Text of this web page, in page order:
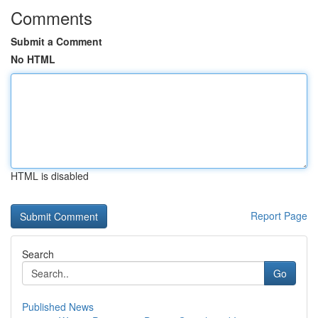
Comments
Submit a Comment
No HTML
HTML is disabled
Report Page
Search
Go
Published News